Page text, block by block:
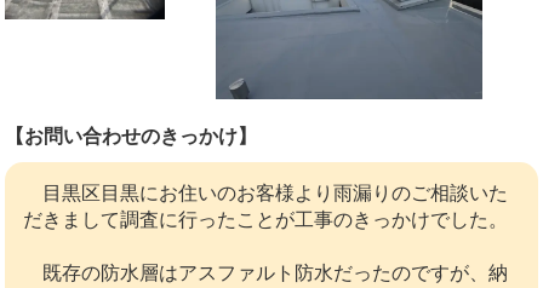
【お問い合わせのきっかけ】
目黒区目黒にお住いのお客様より雨漏りのご相談いた
だきまして調査に行ったことが工事のきっかけでした。
既存の防水層はアスファルト防水だったのですが、納